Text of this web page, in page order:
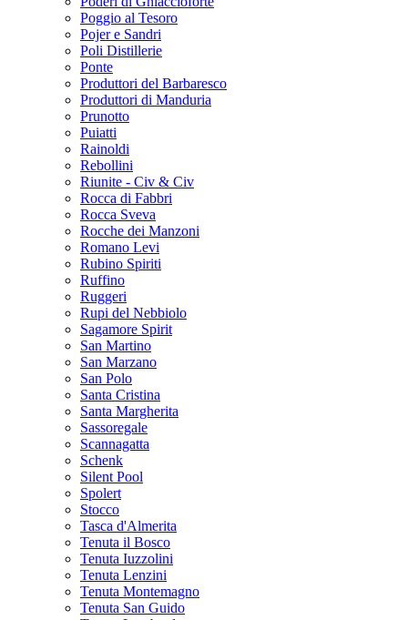
Poggio al Tesoro
Pojer e Sandri
Poli Distillerie
Ponte
Produttori del Barbaresco
Produttori di Manduria
Prunotto
Puiatti
Rainoldi
Rebollini
Riunite - Civ & Civ
Rocca di Fabbri
Rocca Sveva
Rocche dei Manzoni
Romano Levi
Rubino Spiriti
Ruffino
Ruggeri
Rupi del Nebbiolo
Sagamore Spirit
San Martino
San Marzano
San Polo
Santa Cristina
Santa Margherita
Sassoregale
Scannagatta
Schenk
Silent Pool
Spolert
Stocco
Tasca d'Almerita
Tenuta il Bosco
Tenuta Iuzzolini
Tenuta Lenzini
Tenuta Montemagno
Tenuta San Guido